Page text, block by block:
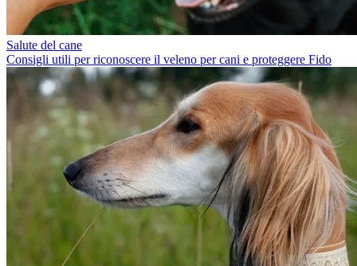
Salute del cane
Consigli utili per riconoscere il veleno per cani e proteggere Fido